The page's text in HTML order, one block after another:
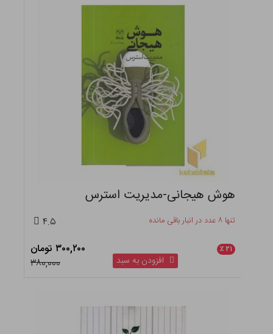
هوش هیجانی-مدیریت استرس
تنها ۸ عدد در انبار باقی مانده ۴.۵
۲۱ ٪
۳۰۰,۲۰۰ تومان
۳۸۰,۰۰۰
افزودن به سبد